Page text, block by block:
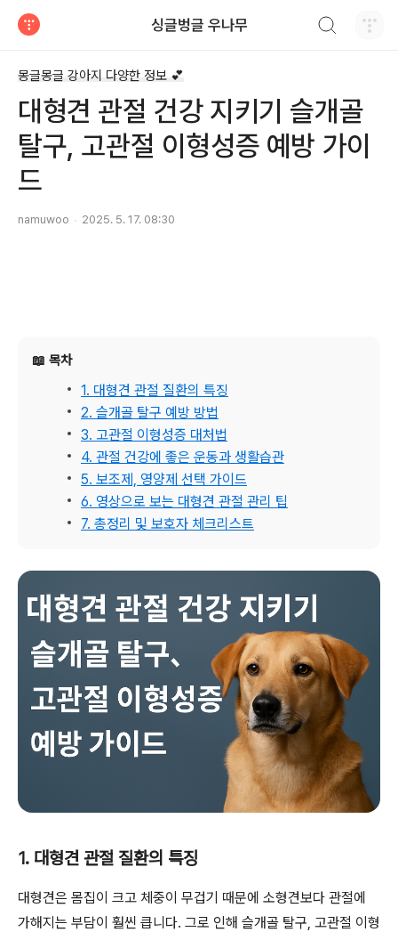
싱글벙글 우나무
몽글몽글 강아지 다양한 정보 💕
대형견 관절 건강 지키기 슬개골
탈구, 고관절 이형성증 예방 가이
드
namuwoo 2025. 5. 17. 08:30
📖 목차
1. 대형견 관절 질환의 특징
2. 슬개골 탈구 예방 방법
3. 고관절 이형성증 대처법
4. 관절 건강에 좋은 운동과 생활습관
5. 보조제, 영양제 선택 가이드
6. 영상으로 보는 대형견 관절 관리 팁
7. 총정리 및 보호자 체크리스트
1. 대형견 관절 질환의 특징
대형견은 몸집이 크고 체중이 무겁기 때문에 소형견보다 관절에
가해지는 부담이 훨씬 큽니다. 그로 인해 슬개골 탈구, 고관절 이형